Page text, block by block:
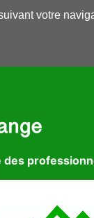
Dossiers
votre